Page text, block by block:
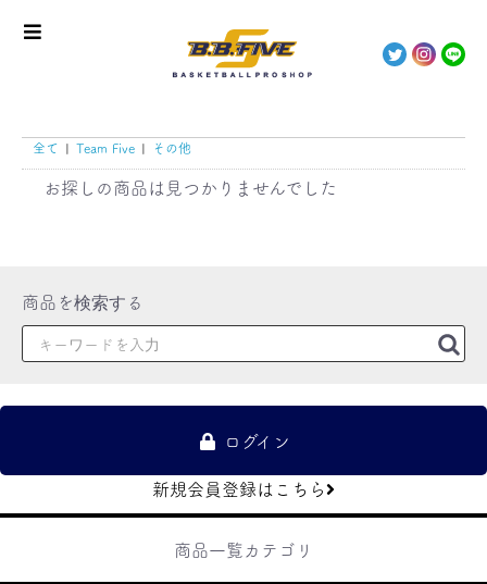
ログイン
新規会員登録はこちら
商品一覧カテゴリ
全て | Team Five | その他
お探しの商品は見つかりませんでした